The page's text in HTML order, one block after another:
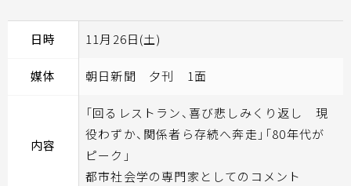
日時 11月26日(土)
媒体 朝日新聞 夕刊 1面
内容
「回るレストラン、喜び悲しみくり返し 現
役わずか、関係者ら存続へ奔走」「80年代が
ピーク」
都市社会学の専門家としてのコメント